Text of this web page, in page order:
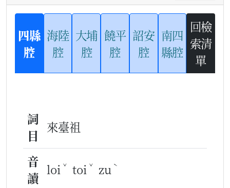
四縣
腔
海陸
腔
大埔
腔
饒平
腔
詔安
腔
南四
縣腔
回檢
索清
單
詞
目
來臺祖
音
讀
loi ˇ toi ˇ zu ˋ